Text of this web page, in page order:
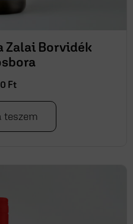
Zalai Borvidék
Ft
teszem